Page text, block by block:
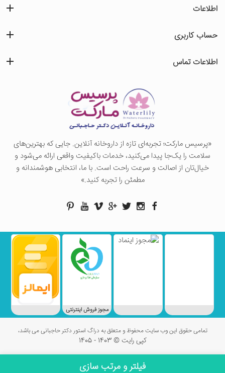
فیلتر و مرتب سازی
«پرسيس ماركت؛ تجربه‌ای تازه از داروخانه آنلاین. جایی که بهترین‌های
سلامت را یک‌جا پیدا می‌کنید، خدمات باکیفیت واقعی ارائه می‌شود و
خیال‌تان از اصالت و سرعت راحت است. با ما، انتخابی هوشمندانه و
مطمئن را تجربه کنید.»
اطلاعات
حساب کاربری
اطلاعات تماس
مجوز فروش اینترنتی
تمامی حقوق این وب سایت محفوظ و متعلق به دراگ استور دکتر حاجبانی می باشد،
کپی رایت © 1403 - 1405